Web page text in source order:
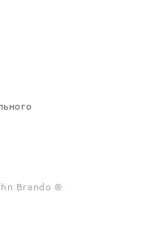
Brando ®